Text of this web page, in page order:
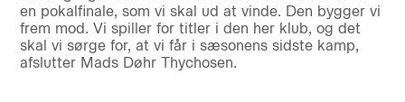
en pokalfinale, som vi skal ud at vinde. Den bygger vi
frem mod. Vi spiller for titler i den her klub, og det
skal vi sørge for, at vi får i sæsonens sidste kamp,
afslutter Mads Døhr Thychosen.